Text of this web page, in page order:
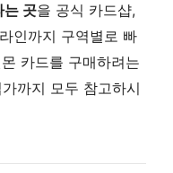
는 곳을 공식 카드샵,
인까지 구역별로 빠
카드를 구매하려는
까지 모두 참고하시